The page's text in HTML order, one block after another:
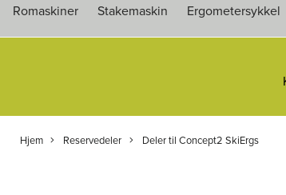
Romaskiner Stakemaskin Ergometersykkel
Hjem Reservedeler Deler til Concept2 SkiErgs